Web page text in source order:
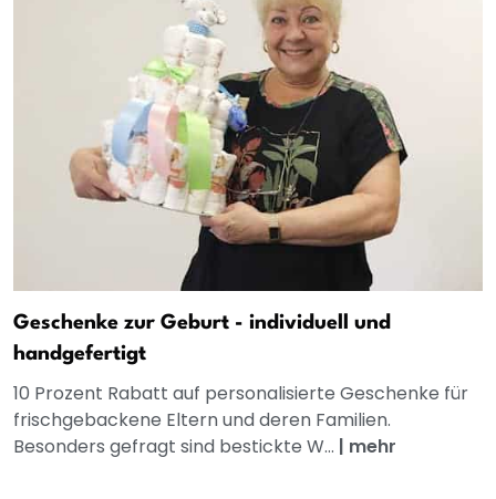
Geschenke zur Geburt - individuell und
handgefertigt
10 Prozent Rabatt auf personalisierte Geschenke für
frischgebackene Eltern und deren Familien.
Besonders gefragt sind bestickte W... | mehr